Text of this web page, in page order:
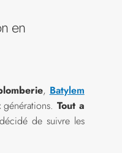
en
, Batylem
Tout a
de suivre les